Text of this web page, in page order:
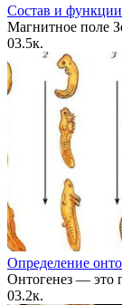
Состав и
Магнитное поле
03.5к.
Определение
Онтогенез — это
03.2к.